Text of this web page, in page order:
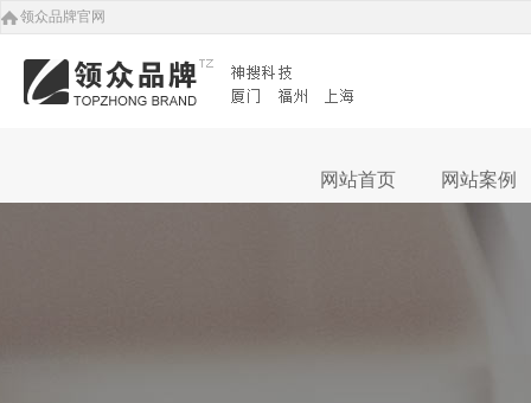
领众品牌官网
网站首页 网站案例